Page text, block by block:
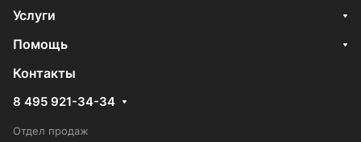
Услуги
Помощь
Контакты
8 495 921-34-34
Отдел продаж